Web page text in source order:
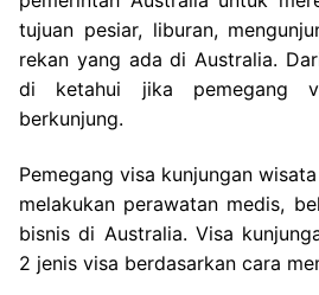
tujuan pesiar, liburan,
rekan yang ada di Australia.
di ketahui jika pemegang
berkunjung.
Pemegang visa kunjungan
melakukan perawatan medis,
bisnis di Australia. Visa
2 jenis visa berdasarkan cara